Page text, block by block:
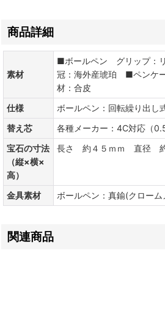
商品詳細
素材
■ボールペン グリップ：
冠：海外産琥珀 ■ペンケ
材：合皮
仕様
ボールペン：回転繰り出し
替え芯
各種メーカー：4C対応（
宝石の寸法
（縦×横×
高）
長さ 約４５ｍｍ 直径 約
金具素材 ボールペン：真鍮(クローム
関連商品